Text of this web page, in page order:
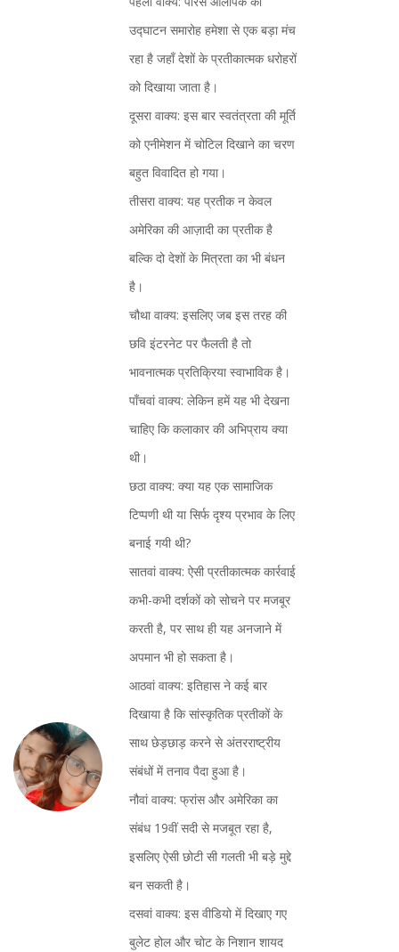
उद्घाटन समारोह हमेशा से एक बड़ा मंच
रहा है जहाँ देशों के प्रतीकात्मक धरोहरों
को दिखाया जाता है।
दूसरा वाक्य: इस बार स्वतंत्रता की मूर्ति
को एनीमेशन में चोटिल दिखाने का चरण
बहुत विवादित हो गया।
तीसरा वाक्य: यह प्रतीक न केवल
अमेरिका की आज़ादी का प्रतीक है
बल्कि दो देशों के मित्रता का भी बंधन
है।
चौथा वाक्य: इसलिए जब इस तरह की
छवि इंटरनेट पर फैलती है तो
भावनात्मक प्रतिक्रिया स्वाभाविक है।
पाँचवां वाक्य: लेकिन हमें यह भी देखना
चाहिए कि कलाकार की अभिप्राय क्या
थी।
छठा वाक्य: क्या यह एक सामाजिक
टिप्पणी थी या सिर्फ दृश्य प्रभाव के लिए
बनाई गयी थी?
सातवां वाक्य: ऐसी प्रतीकात्मक कार्रवाई
कभी-कभी दर्शकों को सोचने पर मजबूर
करती है, पर साथ ही यह अनजाने में
अपमान भी हो सकता है।
आठवां वाक्य: इतिहास ने कई बार
दिखाया है कि सांस्कृतिक प्रतीकों के
साथ छेड़छाड़ करने से अंतरराष्ट्रीय
संबंधों में तनाव पैदा हुआ है।
नौवां वाक्य: फ्रांस और अमेरिका का
संबंध 19वीं सदी से मजबूत रहा है,
इसलिए ऐसी छोटी सी गलती भी बड़े मुद्दे
बन सकती है।
दसवां वाक्य: इस वीडियो में दिखाए गए
बुलेट होल और चोट के निशान शायद